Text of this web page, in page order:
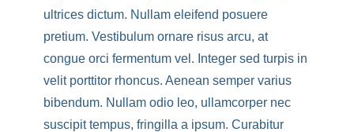
ultrices dictum. Nullam eleifend posuere
pretium. Vestibulum ornare risus arcu, at
congue orci fermentum vel. Integer sed turpis in
velit porttitor rhoncus. Aenean semper varius
bibendum. Nullam odio leo, ullamcorper nec
suscipit tempus, fringilla a ipsum. Curabitur